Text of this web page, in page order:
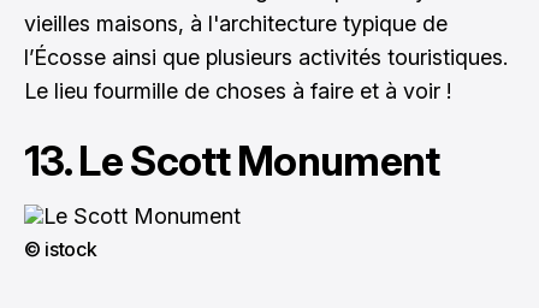
vieilles maisons, à l'architecture typique de
l’Écosse ainsi que plusieurs activités touristiques.
Le lieu fourmille de choses à faire et à voir !
13. Le Scott Monument
© istock